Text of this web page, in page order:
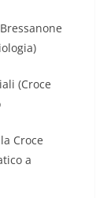
(Croce
Croce
a